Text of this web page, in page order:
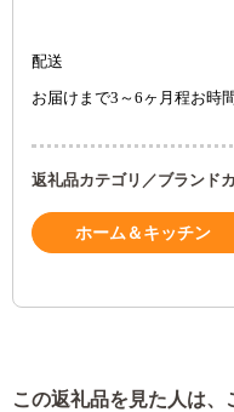
配送
お届けまで3～6ヶ月程お時
返礼品カテゴリ／ブランド
ホーム＆キッチン
この返礼品を見た人は、